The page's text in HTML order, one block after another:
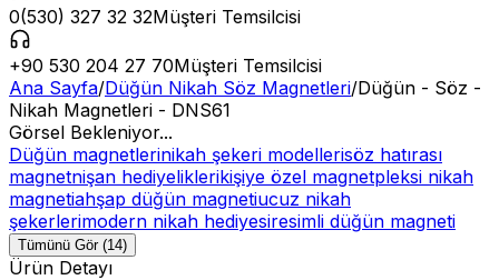
0(530) 327 32 32Müşteri Temsilcisi
+90 530 204 27 70Müşteri Temsilcisi
Ana Sayfa/Düğün Nikah Söz Magnetleri/Düğün - Söz -
Nikah Magnetleri - DNS61
Görsel Bekleniyor...
Düğün magnetlerinikah şekeri modellerisöz hatırası
magnetnişan hediyeliklerikişiye özel magnetpleksi nikah
magnetiahşap düğün magnetiucuz nikah
şekerlerimodern nikah hediyesiresimli düğün magneti
Tümünü Gör (14)
Ürün Detayı